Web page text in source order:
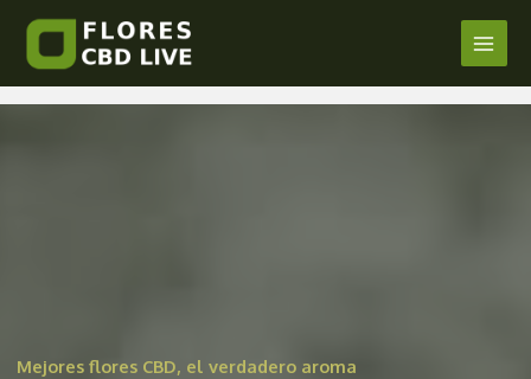
contenido
Main
Menu
Comprar Flores CBD en Usagre
/ Badajoz/ Por admin
Mejores flores CBD, el verdadero aroma